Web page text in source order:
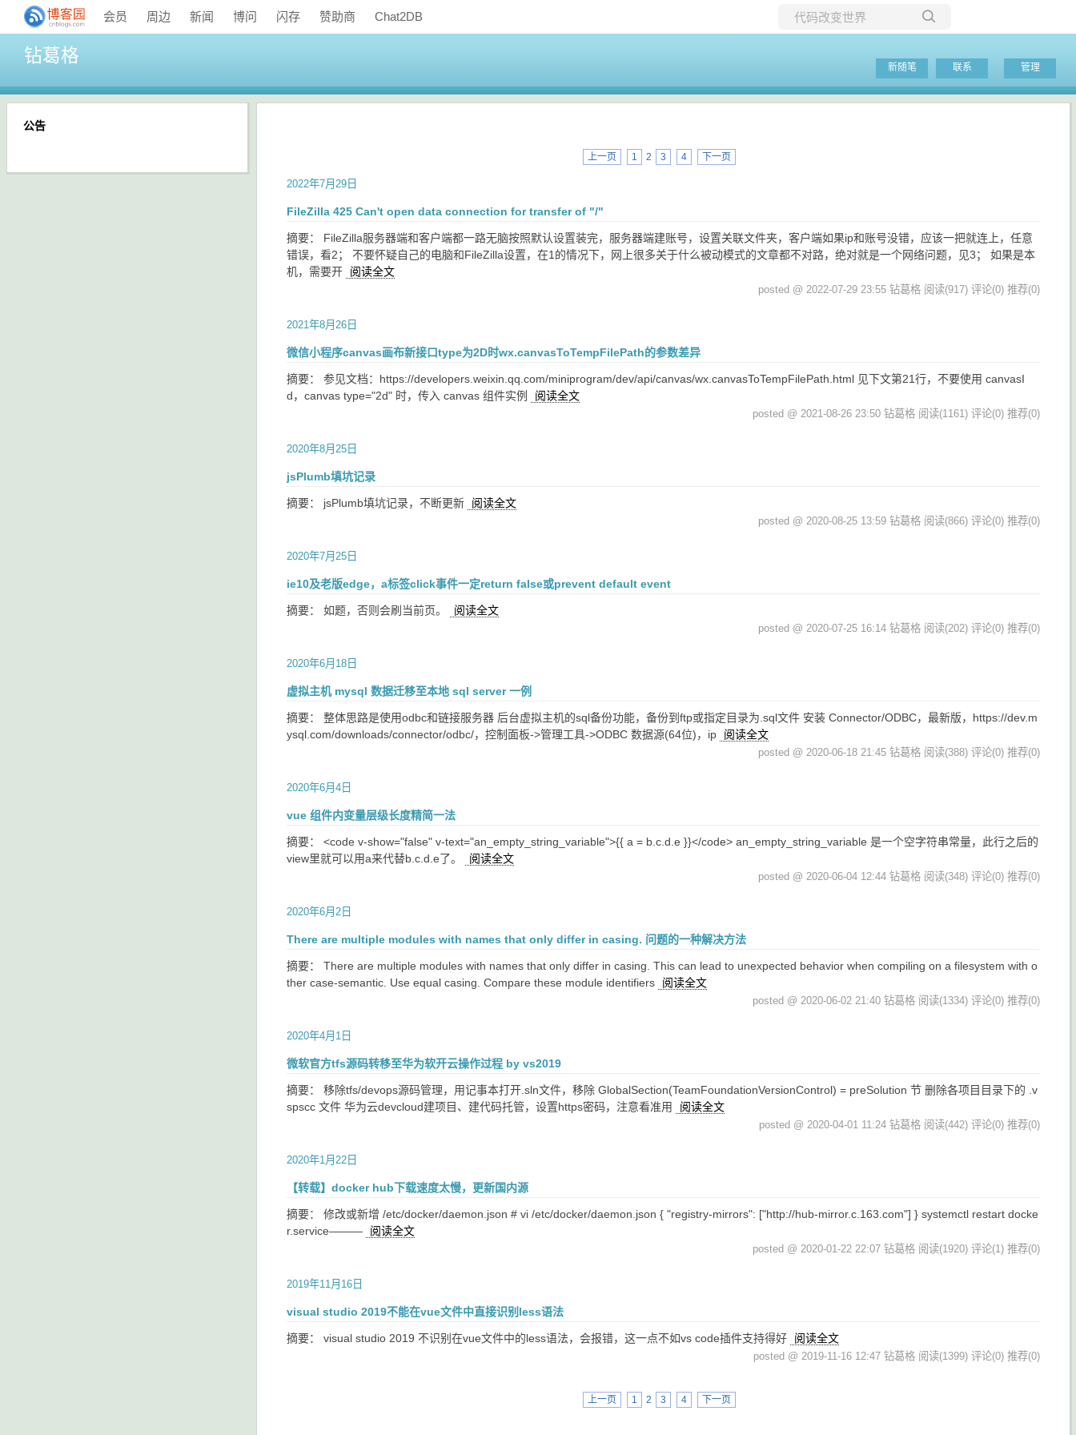
会员 周边 新闻 博问 闪存 赞助商 Chat2DB
当前博客
钻葛格
新随笔 联系 管理
上一页 1 2 3 4 下一页
2022年7月29日
FileZilla 425 Can't open data connection for transfer of "/"
摘要： FileZilla服务器端和客户端都一路无脑按照默认设置装完，服务器端建账号，设置关联文件夹，客户端如果ip和账号没错，应该一把就连上，任意
错误，看2； 不要怀疑自己的电脑和FileZilla设置，在1的情况下，网上很多关于什么被动模式的文章都不对路，绝对就是一个网络问题，见3； 如果是本
机，需要开
阅读全文
posted @ 2022-07-29 23:55 钻葛格 阅读(917) 评论(0) 推荐(0)
2021年8月26日
微信小程序canvas画布新接口type为2D时wx.canvasToTempFilePath的参数差异
摘要： 参见文档：https://developers.weixin.qq.com/miniprogram/dev/api/canvas/wx.canvasToTempFilePath.html 见下文第21行，不要使用 canvasI
d，canvas type="2d" 时，传入 canvas 组件实例
阅读全文
posted @ 2021-08-26 23:50 钻葛格 阅读(1161) 评论(0) 推荐(0)
2020年8月25日
jsPlumb填坑记录
摘要： jsPlumb填坑记录，不断更新 阅读全文
posted @ 2020-08-25 13:59 钻葛格 阅读(866) 评论(0) 推荐(0)
2020年7月25日
ie10及老版edge，a标签click事件一定return false或prevent default event
摘要： 如题，否则会刷当前页。 阅读全文
posted @ 2020-07-25 16:14 钻葛格 阅读(202) 评论(0) 推荐(0)
2020年6月18日
虚拟主机 mysql 数据迁移至本地 sql server 一例
摘要： 整体思路是使用odbc和链接服务器 后台虚拟主机的sql备份功能，备份到ftp或指定目录为.sql文件 安装 Connector/ODBC，最新版，https://dev.m
ysql.com/downloads/connector/odbc/，控制面板->管理工具->ODBC 数据源(64位)，ip
阅读全文
posted @ 2020-06-18 21:45 钻葛格 阅读(388) 评论(0) 推荐(0)
2020年6月4日
vue 组件内变量层级长度精简一法
摘要： <code v-show="false" v-text="an_empty_string_variable">{{ a = b.c.d.e }}</code> an_empty_string_variable 是一个空字符串常量，此行之后的
view里就可以用a来代替b.c.d.e了。
阅读全文
posted @ 2020-06-04 12:44 钻葛格 阅读(348) 评论(0) 推荐(0)
2020年6月2日
There are multiple modules with names that only differ in casing. 问题的一种解决方法
摘要： There are multiple modules with names that only differ in casing. This can lead to unexpected behavior when compiling on a filesystem with o
ther case-semantic. Use equal casing. Compare these module identifiers
阅读全文
posted @ 2020-06-02 21:40 钻葛格 阅读(1334) 评论(0) 推荐(0)
2020年4月1日
微软官方tfs源码转移至华为软开云操作过程 by vs2019
摘要： 移除tfs/devops源码管理，用记事本打开.sln文件，移除 GlobalSection(TeamFoundationVersionControl) = preSolution 节 删除各项目目录下的 .v
spscc 文件 华为云devcloud建项目、建代码托管，设置https密码，注意看准用
阅读全文
posted @ 2020-04-01 11:24 钻葛格 阅读(442) 评论(0) 推荐(0)
2020年1月22日
【转载】docker hub下载速度太慢，更新国内源
摘要： 修改或新增 /etc/docker/daemon.json # vi /etc/docker/daemon.json { "registry-mirrors": ["http://hub-mirror.c.163.com"] } systemctl restart docke
r.service———
阅读全文
posted @ 2020-01-22 22:07 钻葛格 阅读(1920) 评论(1) 推荐(0)
2019年11月16日
visual studio 2019不能在vue文件中直接识别less语法
摘要： visual studio 2019 不识别在vue文件中的less语法，会报错，这一点不如vs code插件支持得好 阅读全文
posted @ 2019-11-16 12:47 钻葛格 阅读(1399) 评论(0) 推荐(0)
上一页 1 2 3 4 下一页
公告